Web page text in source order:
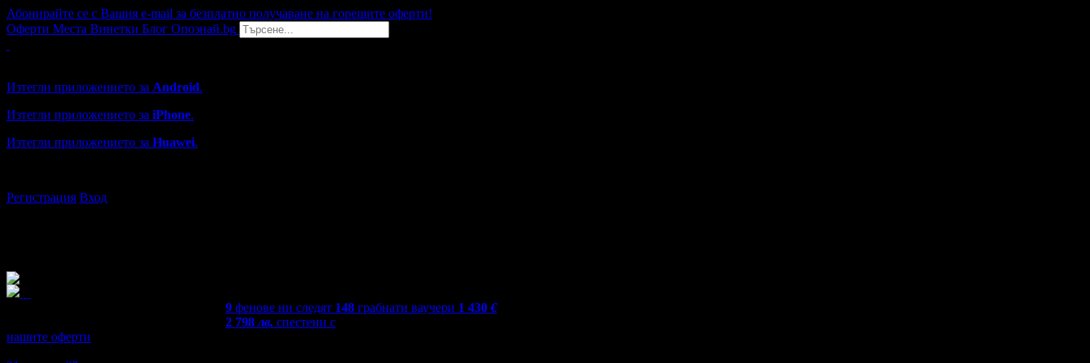
Абонирайте се с Вашия e-mail за безплатно получаване на горещите оферти!
Оферти Места Винетки Блог Опознай.bg
Изтегли приложението за Android.
Изтегли приложението за iPhone.
Изтегли приложението за Huawei.
Регистрация Вход
9 фенове ни следят 148 грабнати ваучери 1 430 €
2 798лв. спестени с
нашите оферти